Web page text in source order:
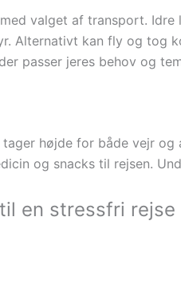
valget af transport.
Alternativt kan fly og tog
passer jeres behov og
højde for både vejr
og snacks til rejsen.
en stressfri rejse